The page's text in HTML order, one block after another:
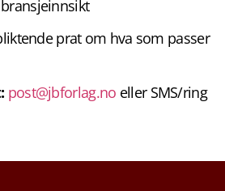
prat om hva som passer
post@jbforlag.no eller SMS/ring